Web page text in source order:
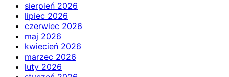
sierpień 2026
lipiec 2026
czerwiec 2026
maj 2026
kwiecień 2026
marzec 2026
luty 2026